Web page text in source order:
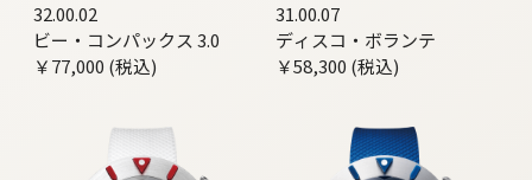
32.00.02
ビー・コンパックス 3.0
￥77,000 (税込)
31.00.07
ディスコ・ボランテ
￥58,300 (税込)